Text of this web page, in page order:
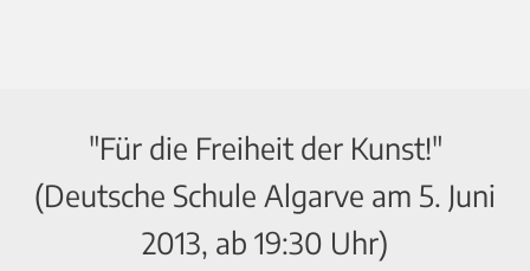
"Für die Freiheit der Kunst!"
(Deutsche Schule Algarve am 5. Juni
2013, ab 19:30 Uhr)